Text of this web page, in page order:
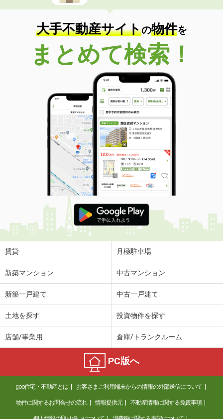
大手不動産サイトの物件を
まとめて検索！
賃貸 月極駐車場
新築マンション 中古マンション
新築一戸建て 中古一戸建て
土地を探す 投資物件を探す
店舗/事業用 倉庫/トランクルーム
PC版へ
goo住宅・不動産とは お客さまご利用端末からの情報の外部送信について
物件に関するお問合せの流れ 情報提供元 不動産情報に関する免責事項